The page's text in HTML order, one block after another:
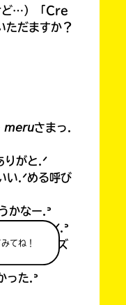
てね！
ど…）「Cre
だますか？
さまっ.
りがと.ᐟ
い.ᐟめる呼び
かなー.ᐣ
らったの.ᐟ.ᐣ
✩スターズ
った.ᐣ